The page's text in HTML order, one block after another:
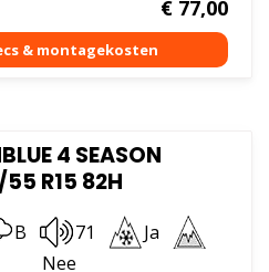
€77,00
4 SEASON
R15 82H
B 71
Ja
Nee